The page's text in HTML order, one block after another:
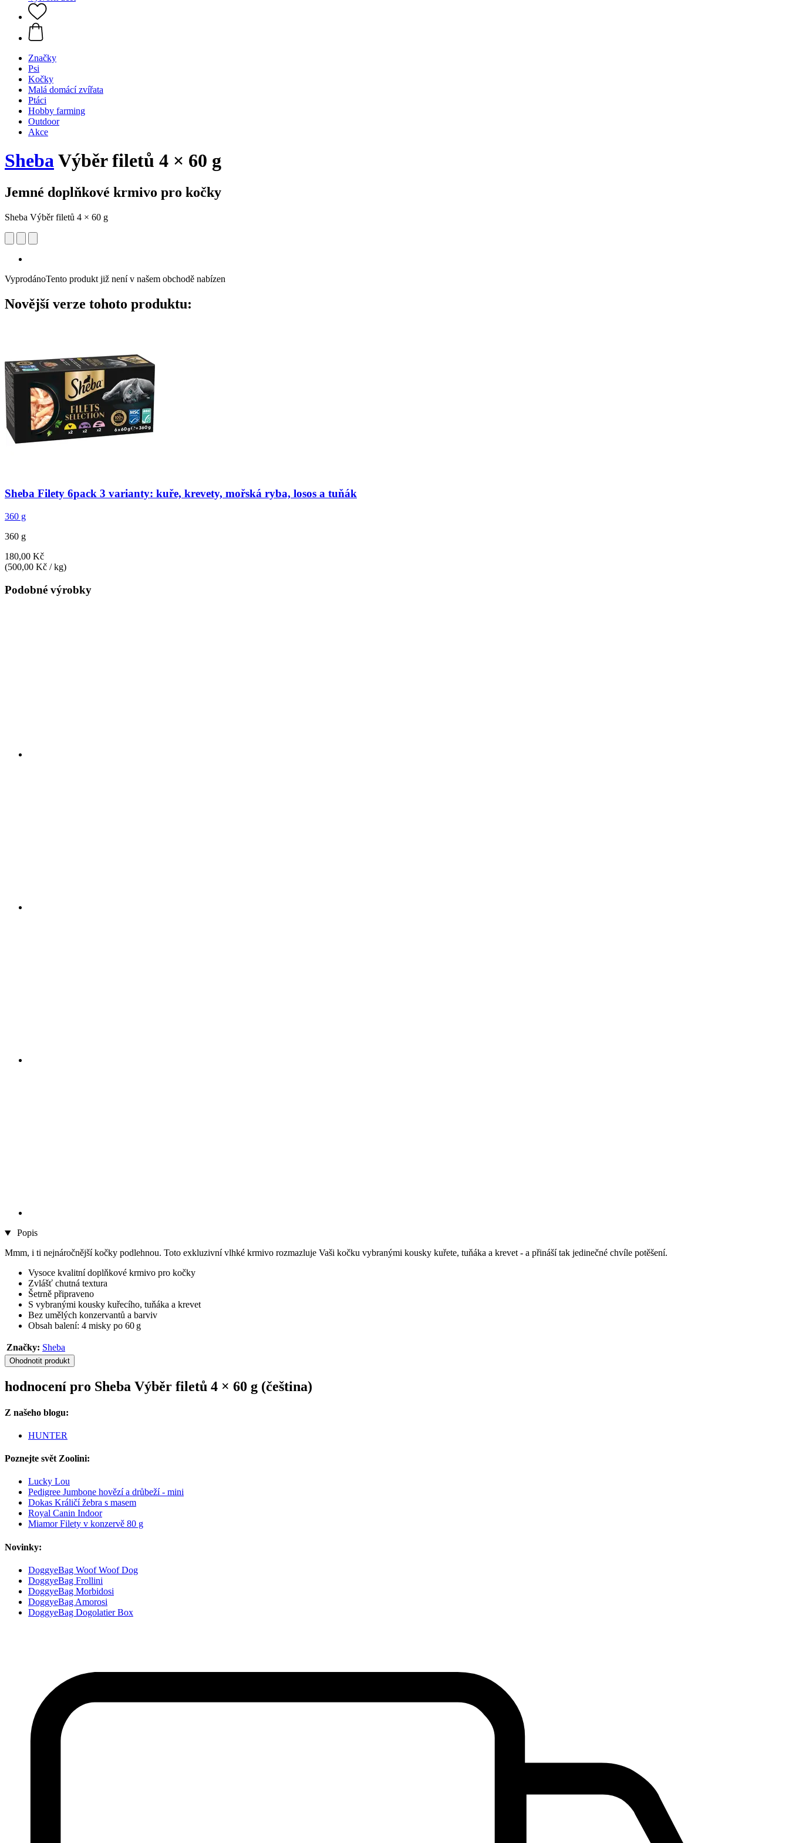
Značky
Psi
Kočky
Malá domácí zvířata
Ptáci
Hobby farming
Outdoor
Akce
ShebaVýběr filetů 4 × 60 g
Jemné doplňkové krmivo pro kočky
Sheba Výběr filetů 4 × 60 g
VyprodánoTento produkt již není v našem obchodě nabízen
Novější verze tohoto produktu:
Sheba Filety 6pack 3 varianty: kuře, krevety, mořská ryba, losos a tuňák
360 g
360 g
180,00 Kč
(500,00 Kč / kg)
Podobné výrobky
Popis
Mmm, i ti nejnáročnější kočky podlehnou. Toto exkluzivní vlhké krmivo rozmazluje Vaši kočku vybranými kousky kuřete, tuňáka a krevet - a přináší tak jedinečné chvíle potěšení.
Vysoce kvalitní doplňkové krmivo pro kočky
Zvlášť chutná textura
Šetrně připraveno
S vybranými kousky kuřecího, tuňáka a krevet
Bez umělých konzervantů a barviv
Obsah balení: 4 misky po 60 g
Značky: Sheba
Ohodnotit produkt
hodnocení pro Sheba Výběr filetů 4 × 60 g (čeština)
Z našeho blogu:
HUNTER
Poznejte svět Zoolini:
Lucky Lou
Pedigree Jumbone hovězí a drůbeží - mini
Dokas Králičí žebra s masem
Royal Canin Indoor
Miamor Filety v konzervě 80 g
Novinky:
DoggyeBag Woof Woof Dog
DoggyeBag Frollini
DoggyeBag Morbidosi
DoggyeBag Amorosi
DoggyeBag Dogolatier Box